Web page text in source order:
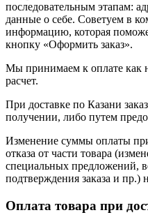
последовательным этапам:
данные о себе. Советуем в
информацию, которая
кнопку «Оформить заказ».
Мы принимаем к оплате как
расчет.
При доставке по Казани
получении, либо путем
Изменение суммы оплаты
отказа от части товара
специальных предложений,
подтверждения заказа и пр.)
Оплата товара при